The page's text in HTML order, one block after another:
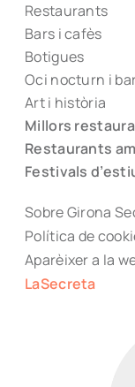
Restaurants
Bars i cafès
Botigues
Oci nocturn i
Art i història
Millors
Restaurants
Festivals
Sobre Girona
Política de
Aparèixer a la
LaSecreta